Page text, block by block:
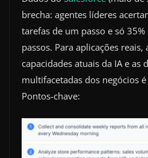
brecha: agentes líderes
tarefas de um passo e só
passos. Para aplicações reais,
capacidades atuais da IA e as
multifacetadas dos negócios
Pontos-chave: